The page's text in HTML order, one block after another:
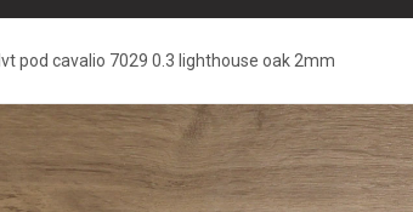
lvt pod cavalio 7029 0.3 lighthouse oak 2mm